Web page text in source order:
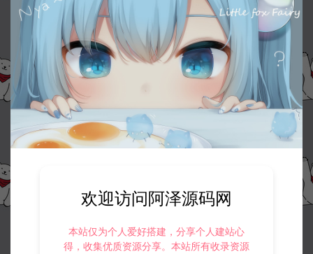
资源下载
此资源下载价格为 30 星钻，请先 登录
收藏 (0) 打赏
©版权免责声明
本站资源售价只是赞助，收取费用仅维持本站的日常运营所需。
欢迎访问阿泽源码网
本站仅为个人爱好搭建，分享个人建站心
得，收集优质资源分享。本站所有收录资源